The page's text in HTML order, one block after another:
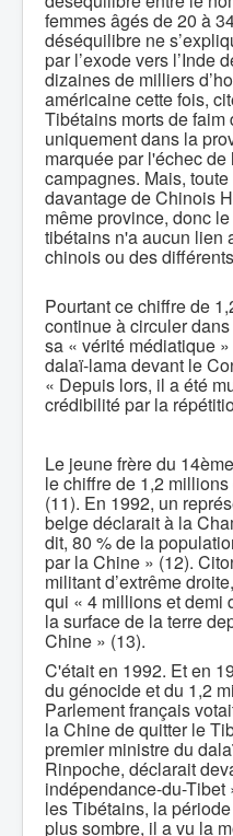
femmes âgés de 20 à
déséquilibre ne
par l’exode vers l’Inde
dizaines de milliers
américaine cette fois,
Tibétains morts de faim
uniquement dans la
marquée par l'échec
campagnes. Mais,
davantage de Chinois
même province, donc
tibétains n'a aucun lien
chinois ou des
Pourtant ce chiffre de
continue à circuler
sa « vérité médiatique
dalaï-lama devant le
« Depuis lors, il a été
crédibilité par la
Le jeune frère du
le chiffre de 1,2
(11). En 1992, un
belge déclarait à la
dit, 80 % de la
par la Chine » (12).
militant d’extrême
qui « 4 millions et demi
la surface de la terre
Chine » (13).
C'était en 1992. Et en
du génocide et du 1,2
Parlement français
la Chine de quitter le
premier ministre du
Rinpoche, déclarait
indépendance-du-Tibet
les Tibétains, la
plus sombre, il a vu la